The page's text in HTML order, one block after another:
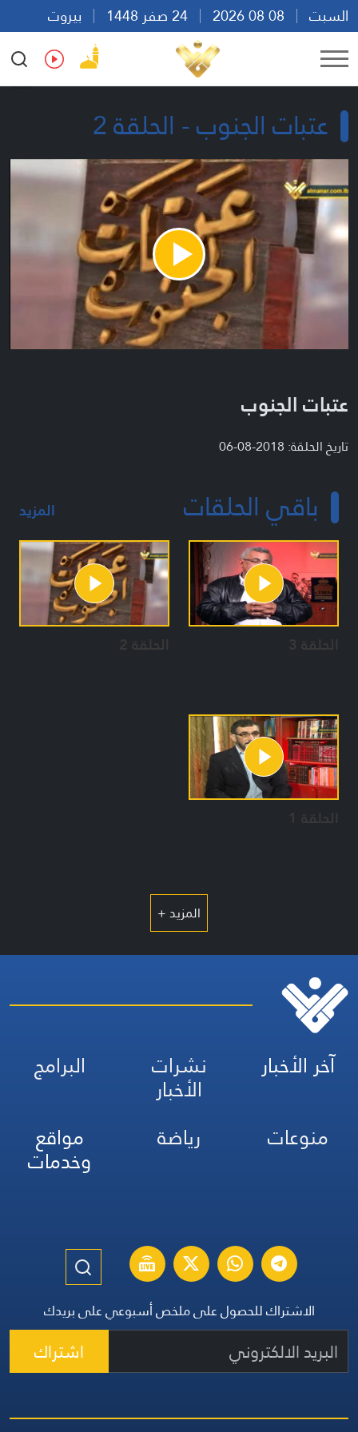
السبت
بيروت
07:04
Ar En Fr Es
عتبات الجنوب - الحلقة 2
Play
Video
عتبات الجنوب
تاريخ الحلقة: 2018-08-06
باقي الحلقات المزيد
الحلقة 3 الحلقة 2
الحلقة 1
المزيد +
آخر الأخبار نشرات
الأخبار
البرامج
منوعات
رياضة مواقع
وخدمات
الاشتراك للحصول على ملخص أسبوعي على بريدك
اشتراك